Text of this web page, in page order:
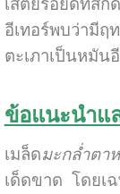
เสตียรอยด์ที่สกั
อีเทอร์พบว่ามีฤ
ตะเภาเป็นหมัน
ข้อแนะนำแ
เมล็ดมะกล่ำตา
เด็ดขาด โดยเ